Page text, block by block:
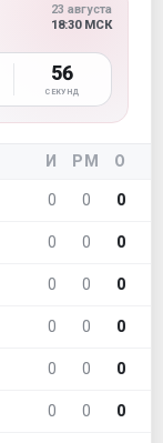
23 августа
18:30 МСК
54
СЕКУНД
И РМ О
0 0 0
0 0 0
0 0 0
0 0 0
0 0 0
0 0 0